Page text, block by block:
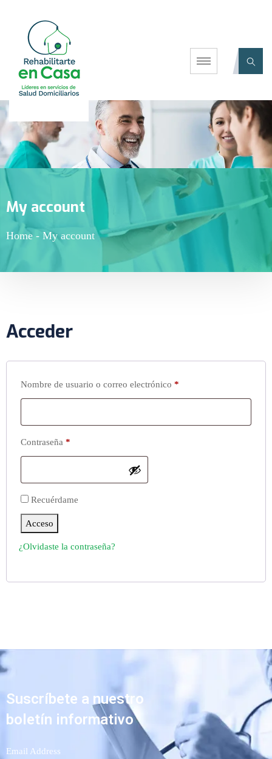
My account
Home - My account
Acceder
Nombre de usuario o correo electrónico *
Contraseña *
Recuérdame
Acceso
¿Olvidaste la contraseña?
Suscríbete a nuestro
boletín informativo
Email Address